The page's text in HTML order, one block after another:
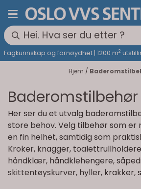
Hopp til innhold
Fagkunnskap og fornøydhet | 1200 m2
Hjem /
Baderomstilbehør
Her ser du et utvalg
store behov. Velg tilbehør som er
en fin helhet, samtidig som
Kroker, knagger,
håndklær, håndklehengere,
skittentøyskurver, hyller, krakker,